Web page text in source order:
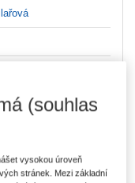
který však tentokrát
(souhlas
vysokou úroveň
stránek. Mezi základní